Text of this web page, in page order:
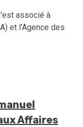
associé à
et l’Agence des
Affaires